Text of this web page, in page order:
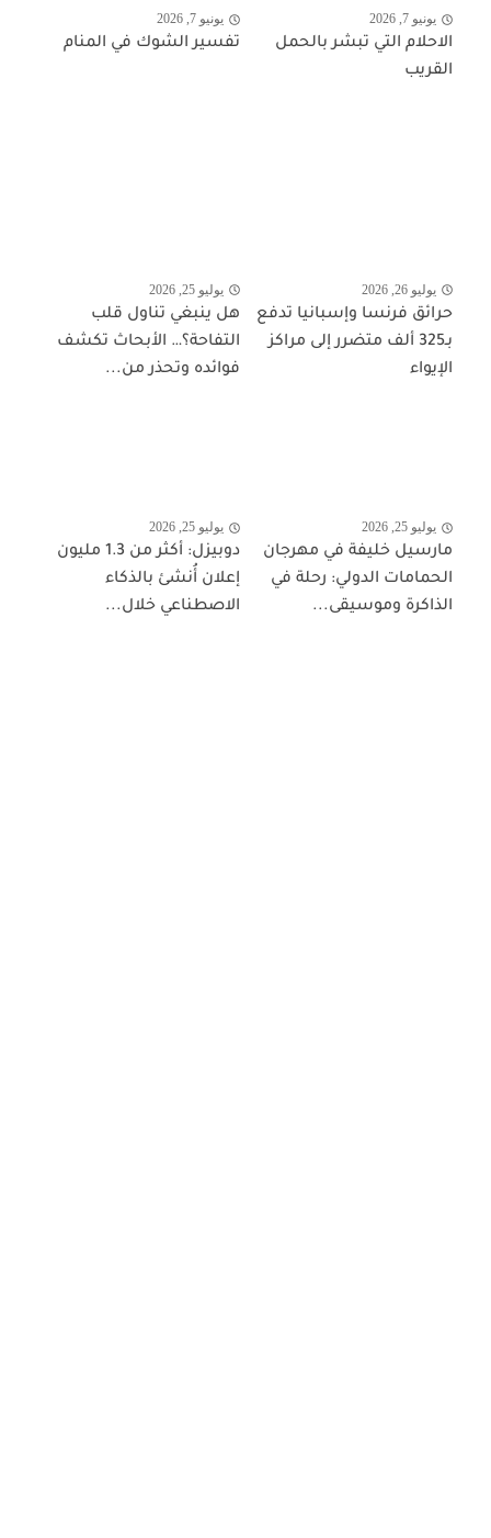
يونيو 7, 2026
الاحلام التي تبشر بالحمل
القريب
يونيو 7, 2026
تفسير الشوك في المنام
يوليو 26, 2026
حرائق فرنسا وإسبانيا تدفع
بـ325 ألف متضرر إلى مراكز
الإيواء
يوليو 25, 2026
هل ينبغي تناول قلب
التفاحة؟… الأبحاث تكشف
فوائده وتحذر من...
يوليو 25, 2026
مارسيل خليفة في مهرجان
الحمامات الدولي: رحلة في
الذاكرة وموسيقى...
يوليو 25, 2026
دوبيزل: أكثر من 1.3 مليون
إعلان أُنشئ بالذكاء
الاصطناعي خلال...